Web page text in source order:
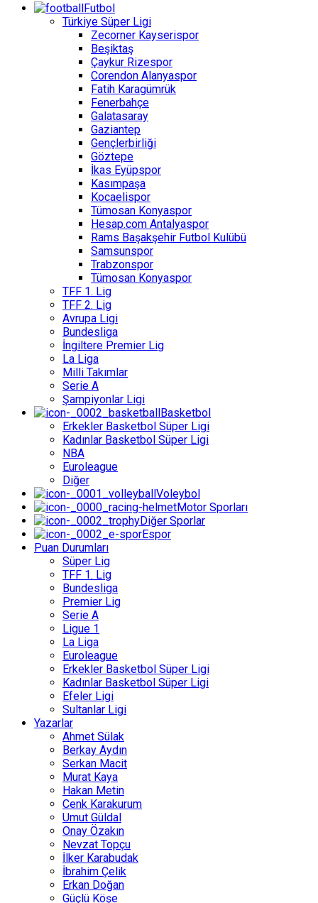
Futbol
Türkiye Süper Ligi
Zecorner Kayserispor
Beşiktaş
Çaykur Rizespor
Corendon Alanyaspor
Fatih Karagümrük
Fenerbahçe
Galatasaray
Gaziantep
Gençlerbirliği
Göztepe
İkas Eyüpspor
Kasımpaşa
Kocaelispor
Tümosan Konyaspor
Hesap.com Antalyaspor
Rams Başakşehir Futbol Kulübü
Samsunspor
Trabzonspor
Tümosan Konyaspor
TFF 1. Lig
TFF 2. Lig
Avrupa Ligi
Bundesliga
İngiltere Premier Lig
La Liga
Milli Takımlar
Serie A
Şampiyonlar Ligi
Basketbol
Erkekler Basketbol Süper Ligi
Kadınlar Basketbol Süper Ligi
NBA
Euroleague
Diğer
Voleybol
Motor Sporları
Diğer Sporlar
Espor
Puan Durumları
Süper Lig
TFF 1. Lig
Bundesliga
Premier Lig
Serie A
Ligue 1
La Liga
Euroleague
Erkekler Basketbol Süper Ligi
Kadınlar Basketbol Süper Ligi
Efeler Ligi
Sultanlar Ligi
Yazarlar
Ahmet Sülak
Berkay Aydın
Serkan Macit
Murat Kaya
Hakan Metin
Cenk Karakurum
Umut Güldal
Onay Özakın
Nevzat Topçu
İlker Karabudak
İbrahim Çelik
Erkan Doğan
Güçlü Köşe